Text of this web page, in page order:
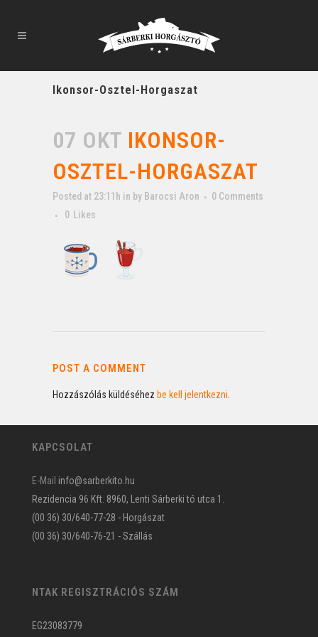
Ikonsor-Osztel-Horgaszat
07 OKT IKONSOR-
OSZTEL-HORGASZAT
Posted at 23:11h in by Barocsi Aron
0 Comments
0
Likes
POST A COMMENT
Hozzászólás küldéséhez be kell jelentkezni
KAPCSOLAT
E-Mail info@sarberkito.hu
Rezidencia 96 Kft. 8960, Lenti Sárberki tó utca 1.
(00 36) 30/640-77-28 - Horgászat
(00 36) 30/640-76-21 - Szállás
NTAK REGISZTRÁCIÓS SZÁM
EG23083779